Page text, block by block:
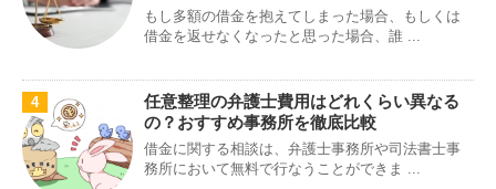
もし多額の借金を抱えてしまった場合、もしくは
借金を返せなくなったと思った場合、誰 ...
4
任意整理の弁護士費用はどれくらい異なる
の？おすすめ事務所を徹底比較
借金に関する相談は、弁護士事務所や司法書士事
務所において無料で行なうことができま ...